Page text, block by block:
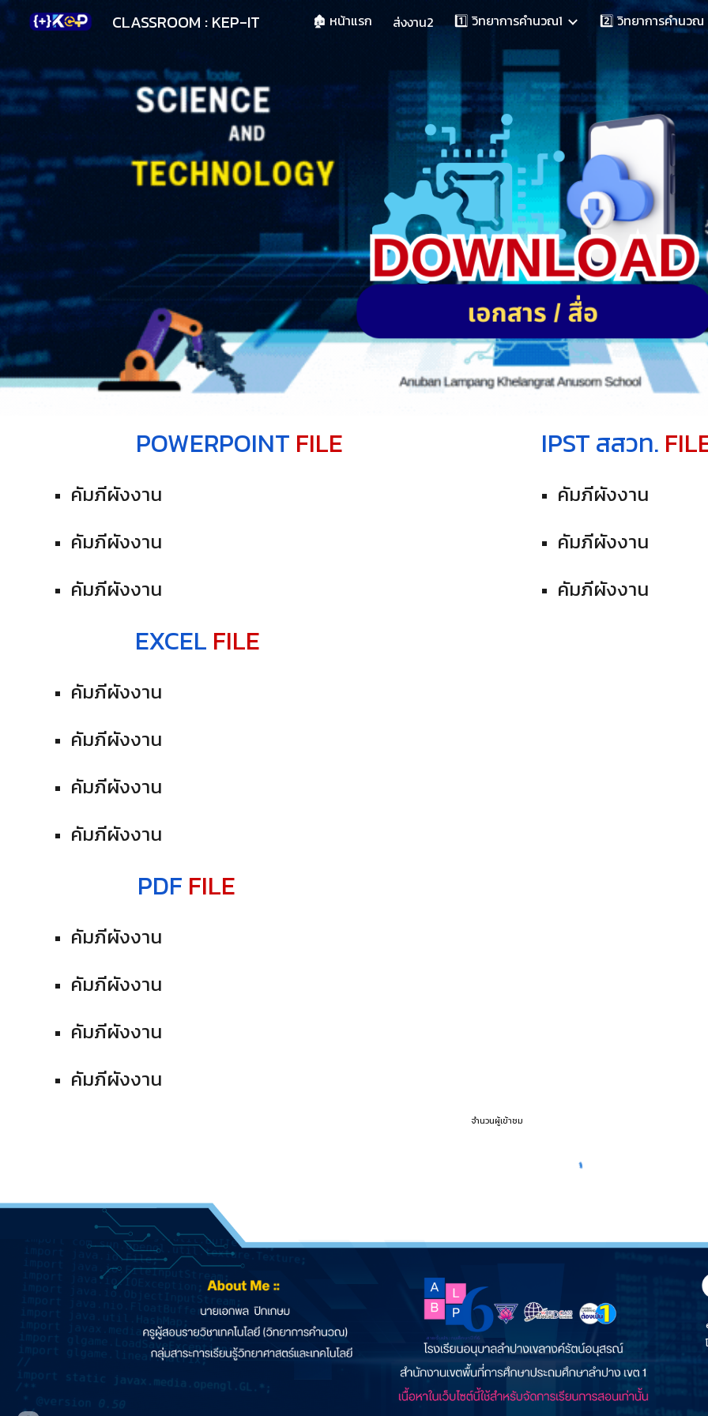
Skip to main content Skip to
CLASSROOM : KEP-IT 🏚 หน้าแรก ส่งงาน2 1️⃣ วิทยาการคำนวณ1 2️⃣ วิทยาการคำนวณ
POWERPOINT FILE IPST สสวท.
คัมภีผังงาน
คัมภีผังงาน
คัมภีผังงาน
คัมภีผังงาน
คัมภีผังงาน
คัมภีผังงาน
EXCEL FILE
คัมภีผังงาน
คัมภีผังงาน
คัมภีผังงาน
คัมภีผังงาน
PDF FILE
คัมภีผังงาน
คัมภีผังงาน
คัมภีผังงาน
คัมภีผังงาน
จำนวนผู้เข้าชม